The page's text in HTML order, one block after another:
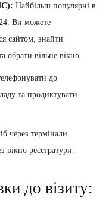
Найбільш популярні в
Ви можете
сайтом, знайти
обрати вільне вікно.
до
та продиктувати
через термінали
вікно реєстратури.
до візиту: